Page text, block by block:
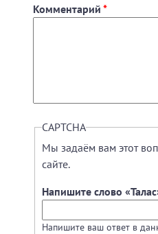
Комментарий *
CAPTCHA
Мы задаём вам этот
сайте.
Напишите слово
Напишите ваш ответ в